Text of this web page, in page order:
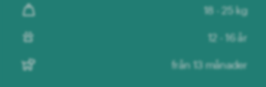
18 - 25 kg
12 - 16 år
från 13 månader